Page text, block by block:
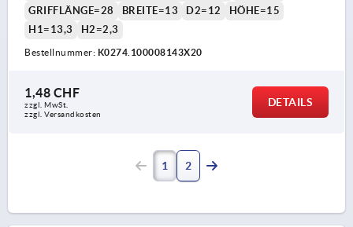
GRIFFLÄNGE=28
BREITE=13 D2=12
HÖHE=15
H1=13,3
H2=2,3
Bestellnummer: K0274.100008143X20
1,48 CHF
zzgl. MwSt.
zzgl. Versandkosten
DETAILS
1 2